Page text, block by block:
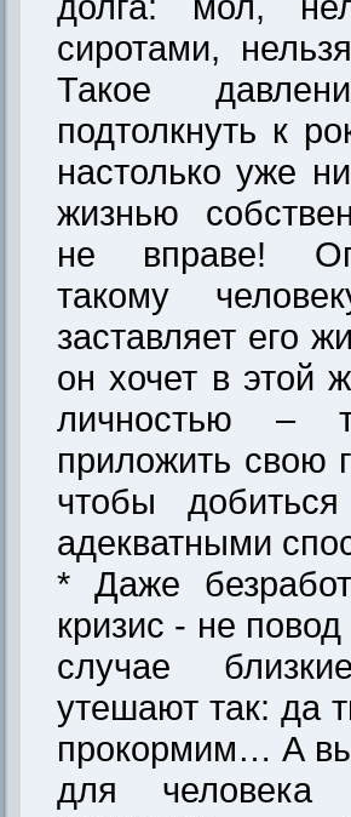
сиротами,
Такое
подтолкнуть к
настолько уже
жизнью
не вправе!
такому
заставляет его
он хочет в этой
личностью
приложить свою
чтобы
адекватными
* Даже
кризис - не
случае
утешают так: да
прокормим… А
для